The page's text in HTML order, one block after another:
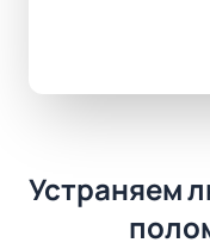
Устраняем